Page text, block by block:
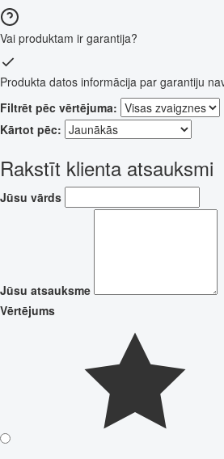
Vai produktam ir garantija?
Produkta datos informācija par garantiju
Filtrēt pēc vērtējuma:
Kārtot pēc:
Rakstīt klienta atsauksmi
Jūsu vārds
Jūsu atsauksme
Vērtējums